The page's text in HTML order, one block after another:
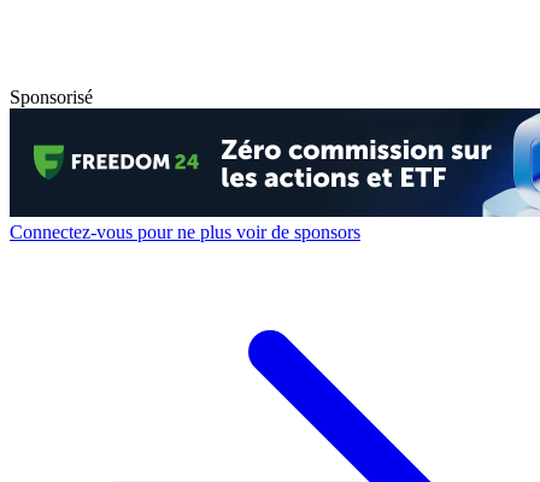
Sponsorisé
Connectez-vous pour ne plus voir de sponsors